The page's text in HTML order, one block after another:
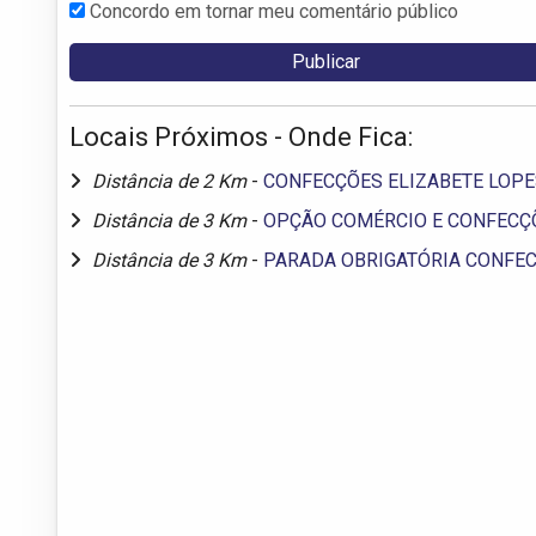
Concordo em tornar meu comentário público
Locais Próximos - Onde Fica:
Distância de 2 Km - CONFECÇÕES ELIZABETE
Distância de 3 Km - OPÇÃO COMÉRCIO E
Distância de 3 Km - PARADA OBRIGATÓRIA